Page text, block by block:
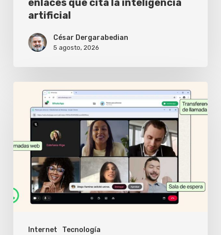
inteligencia
artificial
artificial
César Dergarabedian
5 agosto, 2026
Internet Tecnología
WhatsApp
hacer
videollamadas
instalar